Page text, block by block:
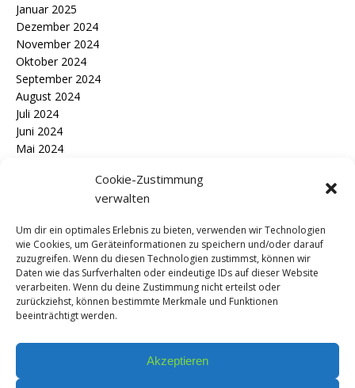
Cookie-Zustimmung
verwalten
Um dir ein optimales Erlebnis zu bieten, verwenden wir Technologien
wie Cookies, um Geräteinformationen zu speichern und/oder darauf
zuzugreifen. Wenn du diesen Technologien zustimmst, können wir
Daten wie das Surfverhalten oder eindeutige IDs auf dieser Website
verarbeiten. Wenn du deine Zustimmung nicht erteilst oder
zurückziehst, können bestimmte Merkmale und Funktionen
beeinträchtigt werden.
Akzeptieren
Januar 2025
Dezember 2024
November 2024
Oktober 2024
September 2024
August 2024
Juli 2024
Juni 2024
Mai 2024
Dezember 2023
November 2023
September 2023
(nur registrierte Benutzer)